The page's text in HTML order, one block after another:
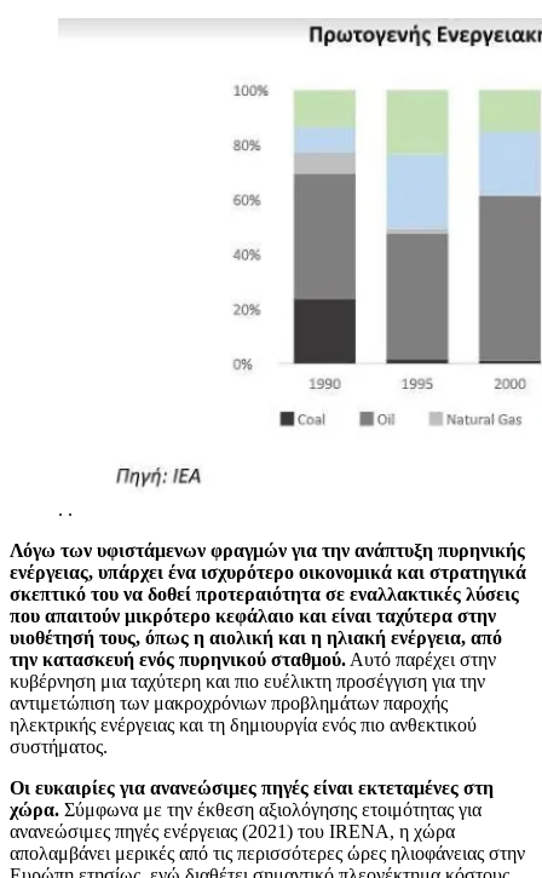
. .
Λόγω των υφιστάμενων φραγμών για την ανάπτυξη πυρηνικής
ενέργειας, υπάρχει ένα ισχυρότερο οικονομικά και στρατηγικά
σκεπτικό του να δοθεί προτεραιότητα σε εναλλακτικές λύσεις
που απαιτούν μικρότερο κεφάλαιο και είναι ταχύτερα στην
υιοθέτησή τους, όπως η αιολική και η ηλιακή ενέργεια, από
την κατασκευή ενός πυρηνικού σταθμού.Αυτό παρέχει στην
κυβέρνηση μια ταχύτερη και πιο ευέλικτη προσέγγιση για την
αντιμετώπιση των μακροχρόνιων προβλημάτων παροχής
ηλεκτρικής ενέργειας και τη δημιουργία ενός πιο ανθεκτικού
συστήματος.
Οι ευκαιρίες για ανανεώσιμες πηγές είναι εκτεταμένες στη
χώρα. Σύμφωνα με την έκθεση αξιολόγησης ετοιμότητας για
ανανεώσιμες πηγές ενέργειας (2021) του IRENA, η χώρα
απολαμβάνει μερικές από τις περισσότερες ώρες ηλιοφάνειας στην